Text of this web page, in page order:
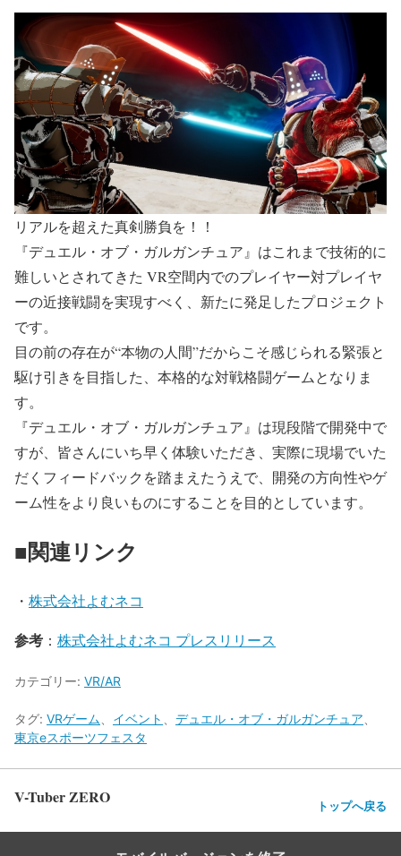
リアルを超えた真剣勝負を！！
『デュエル・オブ・ガルガンチュア』はこれまで技術的に
難しいとされてきた VR空間内でのプレイヤー対プレイヤ
ーの近接戦闘を実現すべく、新たに発足したプロジェクト
です。
目の前の存在が“本物の人間”だからこそ感じられる緊張と
駆け引きを目指した、本格的な対戦格闘ゲームとなりま
す。
『デュエル・オブ・ガルガンチュア』は現段階で開発中で
すが、皆さんにいち早く体験いただき、実際に現場でいた
だくフィードバックを踏まえたうえで、開発の方向性やゲ
ーム性をより良いものにすることを目的としています。
■関連リンク
・ 株式会社よむネコ
参考 ： 株式会社よむネコ プレスリリース
カテゴリー: VR/AR
タグ: VRゲーム イベント デュエル・オブ・ガルガンチュア
東京eスポーツフェスタ
V-Tuber ZERO トップへ戻る